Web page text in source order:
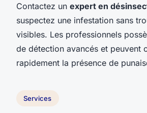
Contactez un expert en
suspectez une infestation sans
visibles. Les professionnels
de détection avancés et peuvent
rapidement la présence de
Services